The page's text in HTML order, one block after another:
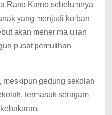
Rano Karno sebelumnya
yang menjadi korban
akan menerima ujian
pusat pemulihan
meskipun gedung sekolah
termasuk seragam